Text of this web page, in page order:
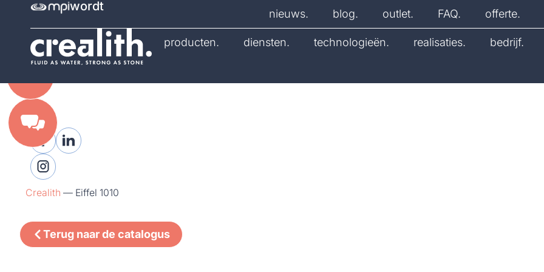
wordt
nieuws. blog. outlet. FAQ. offerte.
producten. diensten. technologieën. realisaties. bedrijf.
catalogus.
Crealith — Eiffel 1010
Terug naar de catalogus